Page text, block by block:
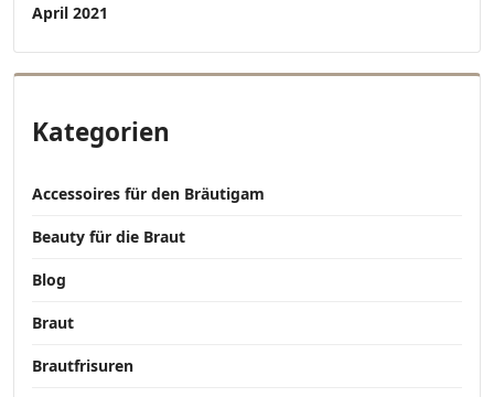
April 2021
Kategorien
Accessoires für den Bräutigam
Beauty für die Braut
Blog
Braut
Brautfrisuren